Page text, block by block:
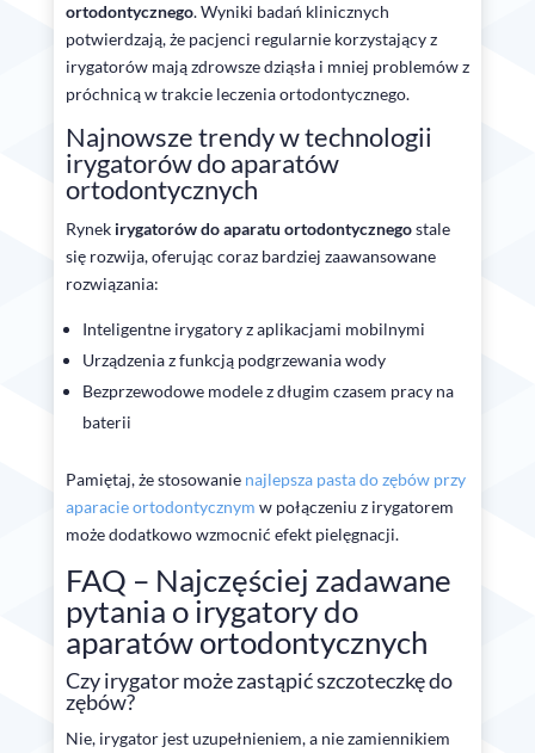
ortodontycznego. Wyniki badań klinicznych
potwierdzają, że pacjenci regularnie korzystający z
irygatorów mają zdrowsze dziąsła i mniej problemów z
próchnicą w trakcie leczenia ortodontycznego.
Najnowsze trendy w technologii
irygatorów do aparatów
ortodontycznych
Rynek irygatorów do aparatu ortodontycznegostale
się rozwija, oferując coraz bardziej zaawansowane
rozwiązania:
Inteligentne irygatory z aplikacjami mobilnymi
Urządzenia z funkcją podgrzewania wody
Bezprzewodowe modele z długim czasem pracy na
baterii
Pamiętaj, że stosowanie najlepsza pasta do zębów przy
aparacie ortodontycznym w połączeniu z irygatorem
może dodatkowo wzmocnić efekt pielęgnacji.
FAQ – Najczęściej zadawane
pytania o irygatory do
aparatów ortodontycznych
Czy irygator może zastąpić szczoteczkę do
zębów?
Nie, irygator jest uzupełnieniem, a nie zamiennikiem